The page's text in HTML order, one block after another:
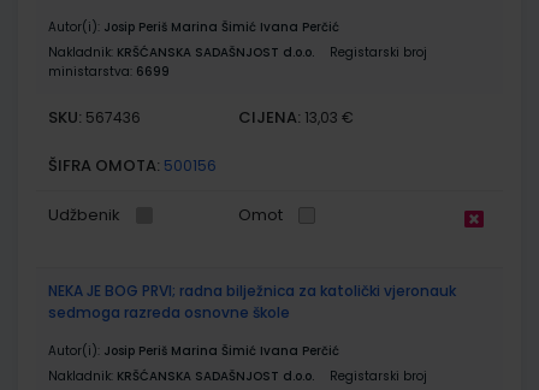
Autor(i): Josip Periš Marina Šimić Ivana Perčić
Nakladnik: KRŠĆANSKA SADAŠNJOST d.o.o.
Registarski broj
ministarstva: 6699
SKU: 567436 CIJENA: 13,03 €
ŠIFRA OMOTA: 500156
Udžbenik Omot
NEKA JE BOG PRVI; radna bilježnica za katolički vjeronauk
sedmoga razreda osnovne škole
Autor(i): Josip Periš Marina Šimić Ivana Perčić
Nakladnik: KRŠĆANSKA SADAŠNJOST d.o.o.
Registarski broj